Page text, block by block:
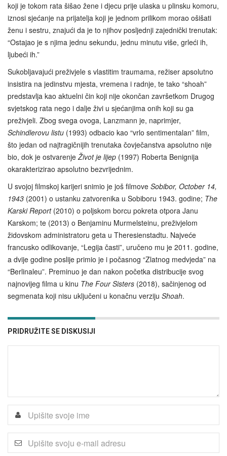
koji je tokom rata šišao žene i djecu prije ulaska u plinsku komoru,
iznosi sjećanje na prijatelja koji je jednom prilikom morao ošišati
ženu i sestru, znajući da je to njihov posljednji zajednički trenutak:
“Ostajao je s njima jednu sekundu, jednu minutu više, grleći ih,
ljubeći ih.”
Sukobljavajući preživjele s vlastitim traumama, režiser apsolutno
insistira na jedinstvu mjesta, vremena i radnje, te tako “shoah”
predstavlja kao aktuelni čin koji nije okončan završetkom Drugog
svjetskog rata nego i dalje živi u sjećanjima onih koji su ga
preživjeli. Zbog svega ovoga, Lanzmann je, naprimjer,
Schindlerovu listu (1993) odbacio kao “vrlo sentimentalan” film,
što jedan od najtragičnijih trenutaka čovječanstva apsolutno nije
bio, dok je ostvarenjeŽivot je lijep (1997) Roberta Benignija
okarakterizirao apsolutno bezvrijednim.
U svojoj filmskoj karijeri snimio je još filmove Sobibor, October 14,
1943 (2001) o ustanku zatvorenika u Sobiboru 1943. godine; The
Karski Report(2010) o poljskom borcu pokreta otpora Janu
Karskom; te (2013) o Benjaminu Murmelsteinu, preživjelom
židovskom administratoru geta u Theresienstadtu. Najveće
francusko odlikovanje, “Legija časti”, uručeno mu je 2011. godine,
a dvije godine poslije primio je i počasnog “Zlatnog medvjeda” na
“Berlinaleu”. Preminuo je dan nakon početka distribucije svog
najnovijeg filma u kinu The Four Sisters (2018), sačinjenog od
segmenata koji nisu uključeni u konačnu verziju Shoah.
PRIDRUŽITE SE DISKUSIJI